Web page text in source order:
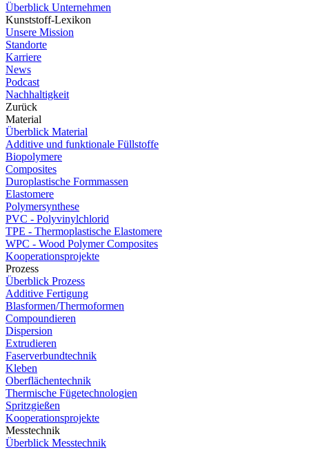
Überblick Unternehmen
Kunststoff-Lexikon
Unsere Mission
Standorte
Karriere
News
Podcast
Nachhaltigkeit
Zurück
Material
Überblick Material
Additive und funktionale Füllstoffe
Biopolymere
Composites
Duroplastische Formmassen
Elastomere
Polymersynthese
PVC - Polyvinylchlorid
TPE - Thermoplastische Elastomere
WPC - Wood Polymer Composites
Kooperationsprojekte
Prozess
Überblick Prozess
Additive Fertigung
Blasformen/Thermoformen
Compoundieren
Dispersion
Extrudieren
Faserverbundtechnik
Kleben
Oberflächentechnik
Thermische Fügetechnologien
Spritzgießen
Kooperationsprojekte
Messtechnik
Überblick Messtechnik